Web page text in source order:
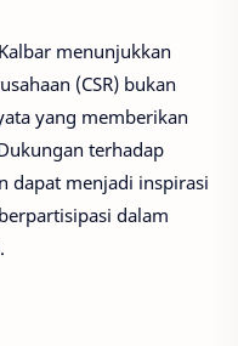
menunjukkan
(CSR) bukan
yang memberikan
terhadap
dapat menjadi inspirasi
dalam